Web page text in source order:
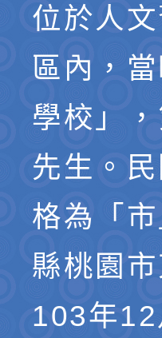
位於人
區內，
學校」
先生。
格為「
縣桃園
103年